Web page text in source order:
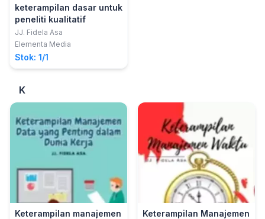
keterampilan dasar untuk
peneliti kualitatif
JJ. Fidela Asa
Elementa Media
Stok: 1/1
K
Keterampilan manajemen
Keterampilan Manajemen